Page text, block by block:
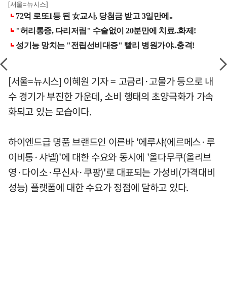
[서울=뉴시스]
[서울=뉴시스] 이혜원 기자 = 고금리·고물가 등으로 내
수 경기가 부진한 가운데, 소비 행태의 초양극화가 가속
화되고 있는 모습이다.
하이엔드급 명품 브랜드인 이른바 '에루샤(에르메스·루
이비통·샤넬)'에 대한 수요와 동시에 '올다무쿠(올리브
영·다이소·무신사·쿠팡)'로 대표되는 가성비(가격대비
성능) 플랫폼에 대한 수요가 정점에 달하고 있다.